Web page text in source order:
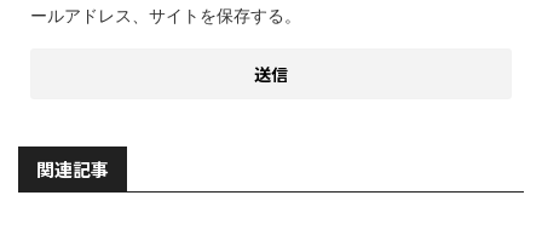
ールアドレス、サイトを保存する。
関連記事